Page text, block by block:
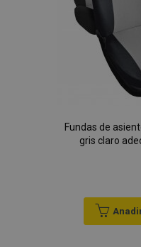
Fundas de
gris claro